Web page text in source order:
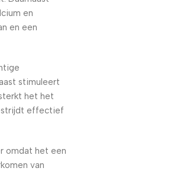
en
en een
stimuleert
het het
effectief
omdat het een
van